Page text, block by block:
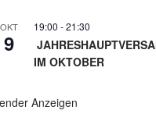
OKT
9
19:00 -21:30
IM OKTOBER
Anzeigen